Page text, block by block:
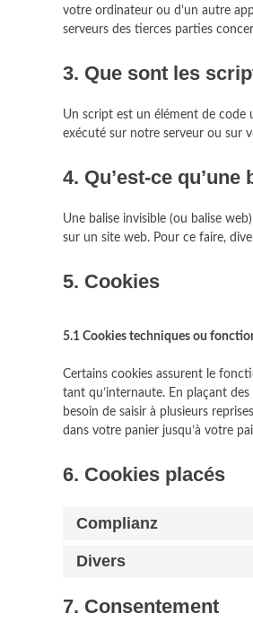
votre ordinateur ou d’un autre
serveurs des tierces parties
3. Que sont les
Un script est un élément de
exécuté sur notre serveur ou sur
4. Qu’est-ce
Une balise invisible (ou balise
sur un site web. Pour ce faire,
5. Cookies
5.1 Cookies techniques ou
Certains cookies assurent le
tant qu’internaute. En plaçant
besoin de saisir à plusieurs
dans votre panier jusqu’à votre
6. Cookies placés
Complianz
Divers
7. Consentement